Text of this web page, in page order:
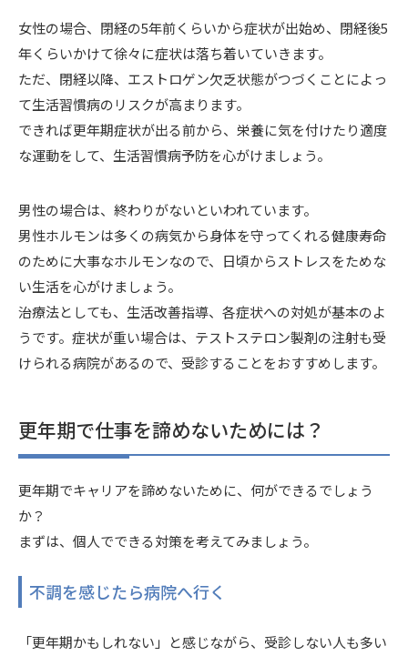
女性の場合、閉経の5年前くらいから症状が出始め、閉経後5
年くらいかけて徐々に症状は落ち着いていきます。
ただ、閉経以降、エストロゲン欠乏状態がつづくことによっ
て生活習慣病のリスクが高まります。
できれば更年期症状が出る前から、栄養に気を付けたり適度
な運動をして、生活習慣病予防を心がけましょう。
男性の場合は、終わりがないといわれています。
男性ホルモンは多くの病気から身体を守ってくれる健康寿命
のために大事なホルモンなので、日頃からストレスをためな
い生活を心がけましょう。
治療法としても、生活改善指導、各症状への対処が基本のよ
うです。症状が重い場合は、テストステロン製剤の注射も受
けられる病院があるので、受診することをおすすめします。
更年期で仕事を諦めないためには？
更年期でキャリアを諦めないために、何ができるでしょう
か？
まずは、個人でできる対策を考えてみましょう。
不調を感じたら病院へ行く
「更年期かもしれない」と感じながら、受診しない人も多い